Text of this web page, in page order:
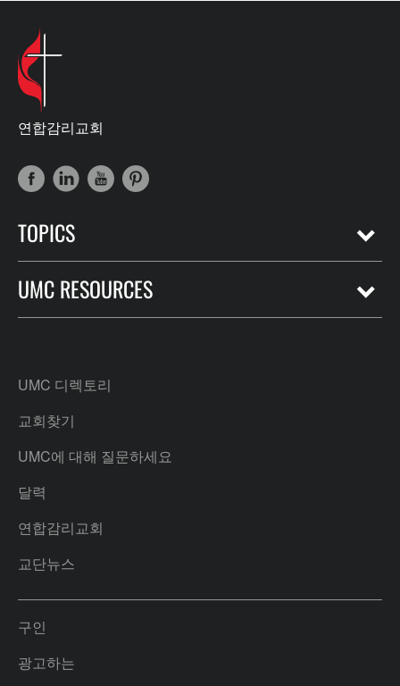
연합감리교회
TOPICS
UMC RESOURCES
UMC 디렉토리
교회찾기
UMC에 대해 질문하세요
달력
연합감리교회
교단뉴스
구인
광고하는